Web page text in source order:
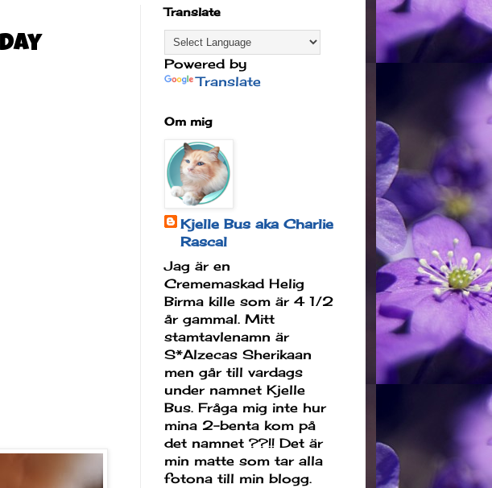
Translate
Powered by
Translate
Om mig
Kjelle Bus aka Charlie
Rascal
Jag är en
Crememaskad Helig
Birma kille som är 4 1/2
år gammal. Mitt
stamtavlenamn är
S*Alzecas Sherikaan
men går till vardags
under namnet Kjelle
Bus. Fråga mig inte hur
mina 2-benta kom på
det namnet ??!! Det är
min matte som tar alla
fotona till min blogg.